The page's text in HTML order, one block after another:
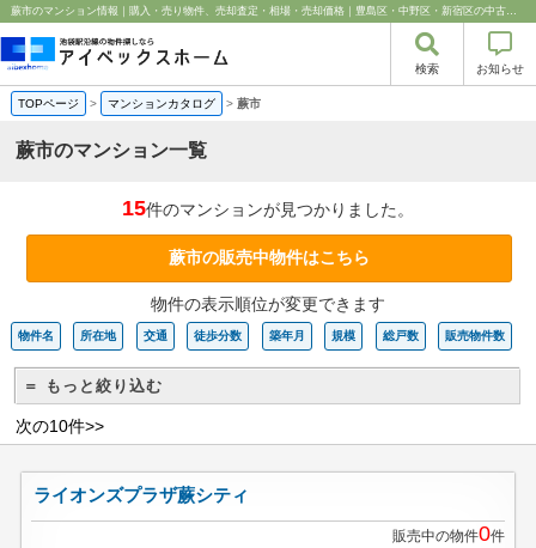
蕨市のマンション情報｜購入・売り物件、売却査定・相場・売却価格｜豊島区・中野区・新宿区の中古マンション・リノベーション情報なら池袋のアイベックスホーム！
検索 お知らせ
TOPページ > マンションカタログ > 蕨市
蕨市のマンション一覧
15件のマンションが見つかりました。
蕨市の販売中物件はこちら
物件の表示順位が変更できます
物件名 所在地 交通 徒歩分数 築年月 規模 総戸数 販売物件数
＝ もっと絞り込む
次の10件>>
ライオンズプラザ蕨シティ
販売中の物件0件